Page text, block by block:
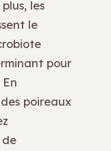
les
le
pour
poireaux